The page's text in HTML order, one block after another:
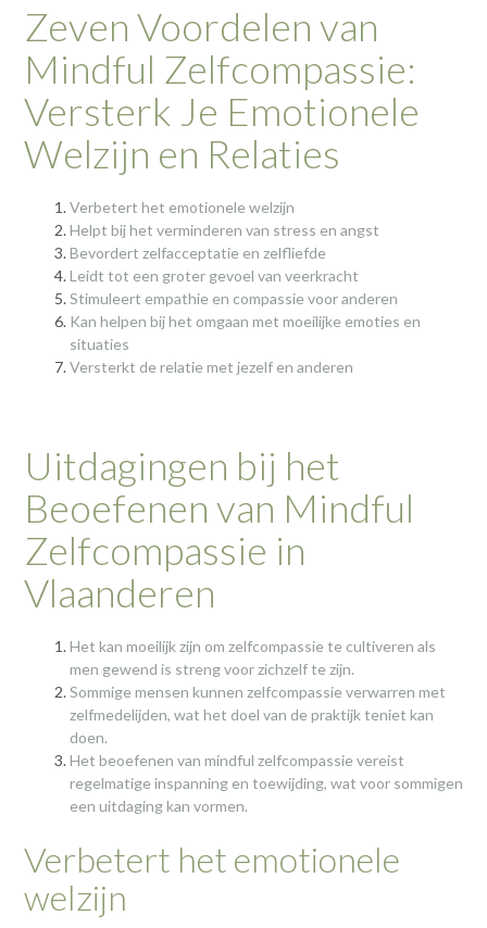
Zeven Voordelen van
Mindful Zelfcompassie:
Versterk Je Emotionele
Welzijn en Relaties
Verbetert het emotionele welzijn
Helpt bij het verminderen van stress en angst
Bevordert zelfacceptatie en zelfliefde
Leidt tot een groter gevoel van veerkracht
Stimuleert empathie en compassie voor anderen
Kan helpen bij het omgaan met moeilijke emoties en
situaties
Versterkt de relatie met jezelf en anderen
Uitdagingen bij het
Beoefenen van Mindful
Zelfcompassie in
Vlaanderen
Het kan moeilijk zijn om zelfcompassie te cultiveren als
men gewend is streng voor zichzelf te zijn.
Sommige mensen kunnen zelfcompassie verwarren met
zelfmedelijden, wat het doel van de praktijk teniet kan
doen.
Het beoefenen van mindful zelfcompassie vereist
regelmatige inspanning en toewijding, wat voor sommigen
een uitdaging kan vormen.
Verbetert het emotionele
welzijn